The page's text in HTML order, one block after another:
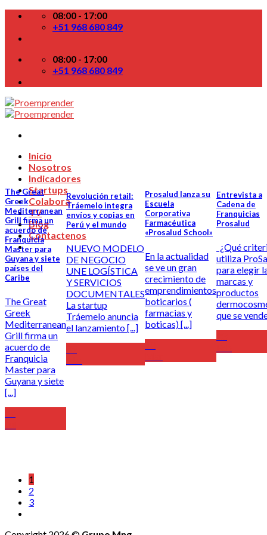
Skip
content
08:00 - 17:00
+51 968 680 849
08:00 - 17:00
+51 968 680 849
Inicio
Nosotros
Indicadores
Startups
Colabora
TV
Blog
Contactenos
The Great
Greek
Mediterranean
Grill firma un
acuerdo de
Franquicia
Master para
Guyana y siete
países del
Caribe
The Great
Greek
Mediterranean
Grill firma un
acuerdo de
Franquicia
Master para
Guyana y siete
[...]
Revolución retail:
Tráemelo integra
envíos y copias en
Perú y el mundo
NUEVO MODELO
DE NEGOCIO
UNE LOGÍSTICA
Y SERVICIOS
DOCUMENTALES
La startup
Tráemelo anuncia
el lanzamiento [...]
Prosalud lanza su
Escuela
Corporativa
Farmacéutica
«Prosalud School»
En la actualidad
se ve un gran
crecimiento de
emprendimientos
boticarios (
farmacias y
boticas) [...]
Entrevista a
Cadena de
Franquicias
Prosalud
¿Qué
utiliza
para elegir
marcas y
productos
que se
1
2
3